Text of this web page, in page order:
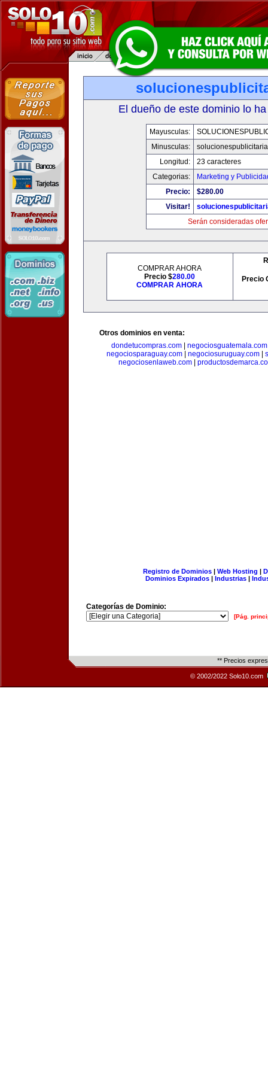
El dueño de este dominio lo
Mayusculas:
Minusculas:
Longitud:
23 caracteres
Categorias:
Marketing y
Precio:
$280.00
Visitar!
Serán consideradas
COMPRAR AHORA
Precio $280.00
COMPRAR AHORA
Precio
Otros dominios en venta:
dondetucompras.com| negociosguatemala.com
negociosparaguay.com
negociosuruguay.com
negociosenlaweb.com
Registro de Dominios| Web Hosting |
Dominios Expirados | Industrias |
Categorías de Dominio:
[Pág.
** Precios
© 2002/2022 Solo10.com